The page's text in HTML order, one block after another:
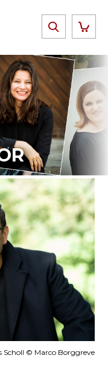
Scholl © Marco Borggreve